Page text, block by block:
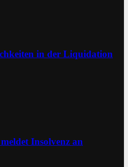
in der Liquidation
Insolvenz an